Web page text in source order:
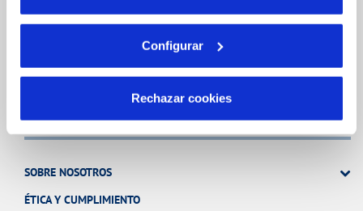
Configurar
Rechazar cookies
RED URBANA DE RIEGO
MANTENIMIENTO DE FUENTES PROPIAS
Conócenos
SOBRE NOSOTROS
ÉTICA Y CUMPLIMIENTO